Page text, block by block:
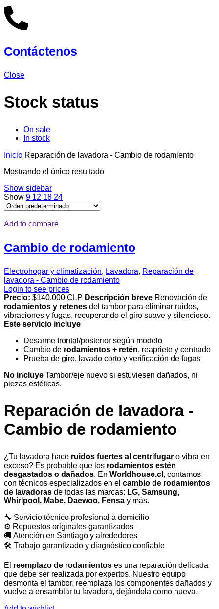
Contáctenos
Close
Stock status
On sale
In stock
Inicio Reparación de lavadora - Cambio de rodamiento
Mostrando el único resultado
Show sidebar
Show 9 12 18 24
Add to compare
Cambio de rodamiento
Electrohogar y climatización, Lavadora, Reparación de
lavadora - Cambio de rodamiento
Login to see prices
Precio: $140.000 CLP Descripción breve Renovación de
rodamientos y retenes del tambor para eliminar ruidos,
vibraciones y fugas, recuperando el giro suave y silencioso.
Este servicio incluye
Desarme frontal/posterior según modelo
Cambio de rodamientos + retén, reapriete y centrado
Prueba de giro, lavado corto y verificación de fugas
No incluye Tambor/eje nuevo si estuviesen dañados, ni
piezas estéticas.
Reparación de lavadora -
Cambio de rodamiento
¿Tu lavadora hace ruidos fuertes al centrifugar o vibra en
exceso? Es probable que los rodamientos estén
desgastados o dañados. En Worldhouse.cl , contamos
con técnicos especializados en el cambio de rodamientos
de lavadoras de todas las marcas: LG, Samsung,
Whirlpool, Mabe, Daewoo, Fensa y más.
🔧 Servicio técnico profesional a domicilio
⚙️ Repuestos originales garantizados
🚚 Atención en Santiago y alrededores
🛠️ Trabajo garantizado y diagnóstico confiable
El reemplazo de rodamientos es una reparación delicada
que debe ser realizada por expertos. Nuestro equipo
desmonta el tambor, reemplaza los componentes dañados y
vuelve a ensamblar tu lavadora, dejándola como nueva.